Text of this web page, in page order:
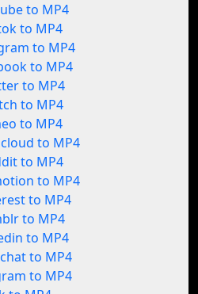
to MP4
to MP4
to MP4
to MP4
to MP4
to MP4
to MP4
to MP4
to MP4
to MP4
to MP4
to MP4
to MP4
to MP4
to MP4